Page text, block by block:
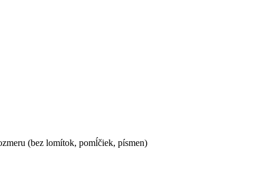
(bez lomítok, pomĺčiek, písmen)